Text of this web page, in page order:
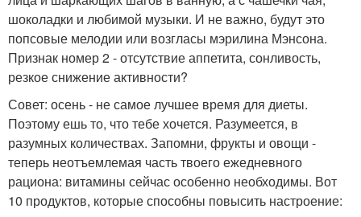
шоколадки и любимой музыки. И не важно, будут это
попсовые мелодии или возгласы мэрилина Мэнсона.
Признак номер 2 - отсутствие аппетита, сонливость,
резкое снижение активности?
Совет: осень - не самое лучшее время для диеты.
Поэтому ешь то, что тебе хочется. Разумеется, в
разумных количествах. Запомни, фрукты и овощи -
теперь неотъемлемая часть твоего ежедневного
рациона: витамины сейчас особенно необходимы. Вот
10 продуктов, которые способны повысить настроение: